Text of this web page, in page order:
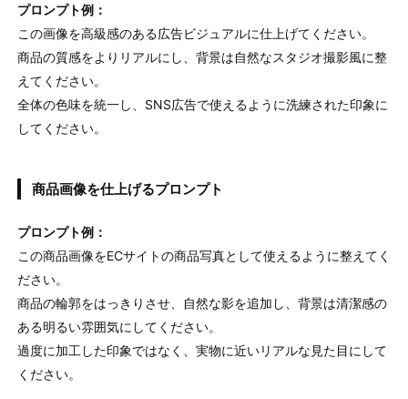
プロンプト例：
この画像を高級感のある広告ビジュアルに仕上げてください。
商品の質感をよりリアルにし、背景は自然なスタジオ撮影風に整
えてください。
全体の色味を統一し、SNS広告で使えるように洗練された印象に
してください。
商品画像を仕上げるプロンプト
プロンプト例：
この商品画像をECサイトの商品写真として使えるように整えてく
ださい。
商品の輪郭をはっきりさせ、自然な影を追加し、背景は清潔感の
ある明るい雰囲気にしてください。
過度に加工した印象ではなく、実物に近いリアルな見た目にして
ください。